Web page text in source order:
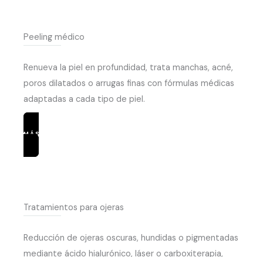
Peeling médico
Renueva la piel en profundidad, trata manchas, acné,
poros dilatados o arrugas finas con fórmulas médicas
adaptadas a cada tipo de piel.
MÁS INFORMACIÓN
Tratamientos para ojeras
Reducción de ojeras oscuras, hundidas o pigmentadas
mediante ácido hialurónico, láser o carboxiterapia,